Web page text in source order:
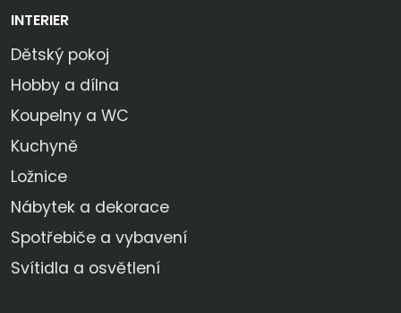
INTERIER
Dětský pokoj
Hobby a dílna
Koupelny a WC
Kuchyně
Ložnice
Nábytek a dekorace
Spotřebiče a vybavení
Svítidla a osvětlení